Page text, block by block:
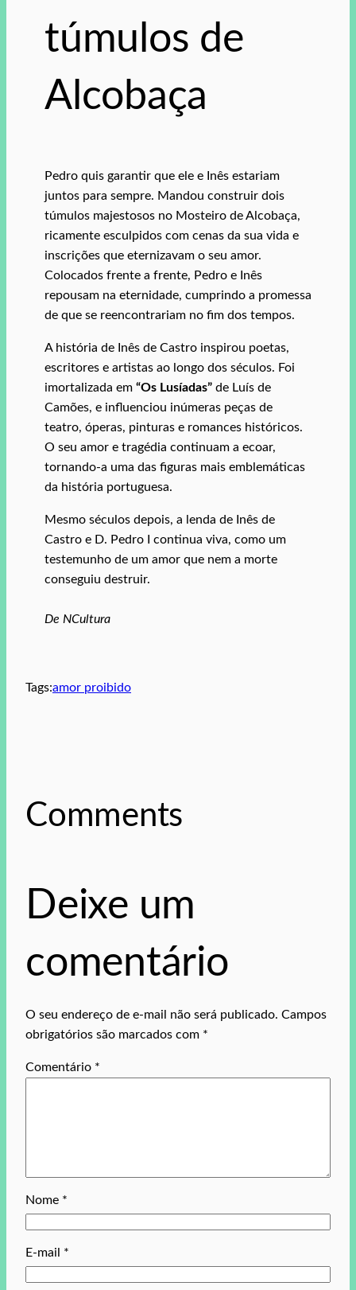
túmulos de
Alcobaça
Pedro quis garantir que ele e Inês estariam
juntos para sempre. Mandou construir dois
túmulos majestosos no Mosteiro de Alcobaça,
ricamente esculpidos com cenas da sua vida e
inscrições que eternizavam o seu amor.
Colocados frente a frente, Pedro e Inês
repousam na eternidade, cumprindo a promessa
de que se reencontrariam no fim dos tempos.
A história de Inês de Castro inspirou poetas,
escritores e artistas ao longo dos séculos. Foi
imortalizada em “Os Lusíadas” de Luís de
Camões, e influenciou inúmeras peças de
teatro, óperas, pinturas e romances históricos.
O seu amor e tragédia continuam a ecoar,
tornando-a uma das figuras mais emblemáticas
da história portuguesa.
Mesmo séculos depois, a lenda de Inês de
Castro e D. Pedro I continua viva, como um
testemunho de um amor que nem a morte
conseguiu destruir.
De NCultura
Tags:amor proibido
Comments
Deixe um
comentário
O seu endereço de e-mail não será publicado. Campos
obrigatórios são marcados com *
Comentário *
Nome *
E-mail *